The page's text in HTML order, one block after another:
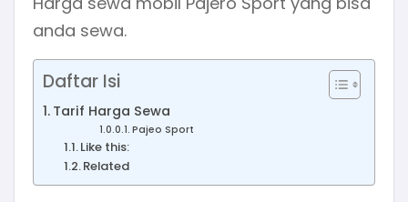
anda sewa.
Daftar Isi
Tarif Harga Sewa
Pajeo Sport
Like this:
Related